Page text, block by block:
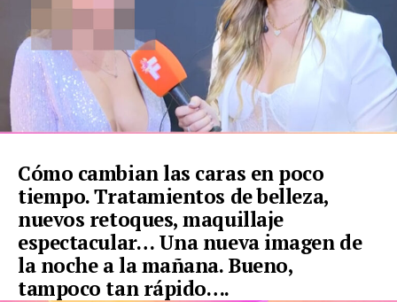
Cómo cambian las caras en poco
tiempo. Tratamientos de belleza,
nuevos retoques, maquillaje
espectacular… Una nueva imagen de
la noche a la mañana. Bueno,
tampoco tan rápido….